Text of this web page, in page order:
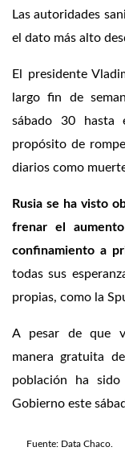
Las autoridades
el dato más alto
El presidente
largo fin de
sábado 30 hasta
propósito de
diarios como
Rusia se ha visto
frenar el
confinamiento a
todas sus
propias, como la
A pesar de que
manera gratuita
población ha sido
Gobierno este
Fuente: Data Chaco.